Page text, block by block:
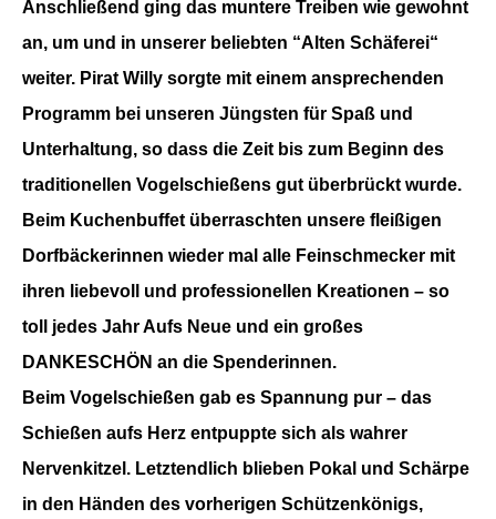
Anschließend ging das muntere Treiben wie gewohnt
an, um und in unserer beliebten “Alten Schäferei“
weiter. Pirat Willy sorgte mit einem ansprechenden
Programm bei unseren Jüngsten für Spaß und
Unterhaltung, so dass die Zeit bis zum Beginn des
traditionellen Vogelschießens gut überbrückt wurde.
Beim Kuchenbuffet überraschten unsere fleißigen
Dorfbäckerinnen wieder mal alle Feinschmecker mit
ihren liebevoll und professionellen Kreationen – so
toll jedes Jahr Aufs Neue und ein großes
DANKESCHÖN an die Spenderinnen.
Beim Vogelschießen gab es Spannung pur – das
Schießen aufs Herz entpuppte sich als wahrer
Nervenkitzel. Letztendlich blieben Pokal und Schärpe
in den Händen des vorherigen Schützenkönigs,